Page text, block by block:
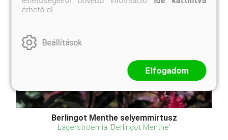
Berlingot Menthe selyemmirtusz
Lagerstroemia 'Berlingot Menthe'
érhető el.
Beállítások
Elfogadom